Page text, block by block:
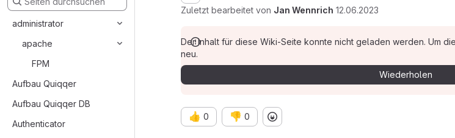
administrator
apache
FPM
Aufbau Quiqqer
Aufbau Quiqqer DB
Authenticator
Zuletzt bearbeitet von Jan Wennrich 12.06.2023
Der Inhalt für diese Wiki-Seite konnte nicht geladen werden. Um
neu.
Wiederholen
👍 0 👎 0